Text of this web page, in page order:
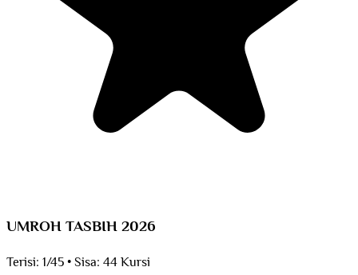
UMROH TASBIH 2026
Terisi: 1/45•Sisa: 44 Kursi